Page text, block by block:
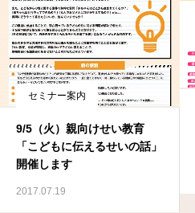
セミナー案内
9/5（火）親向けせい教育
「こどもに伝えるせいの話」
開催します
2017.07.19